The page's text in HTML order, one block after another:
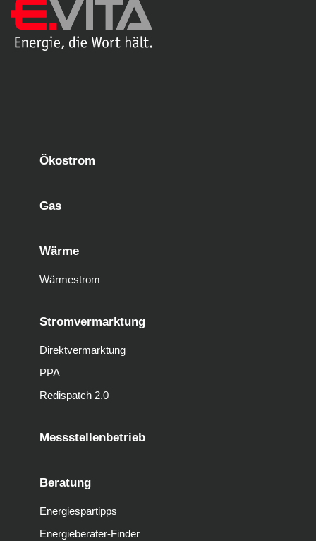
Ökostrom
Gas
Wärme
Wärmestrom
Stromvermarktung
Direktvermarktung
PPA
Redispatch 2.0
Messstellenbetrieb
Beratung
Energiespartipps
Energieberater-Finder